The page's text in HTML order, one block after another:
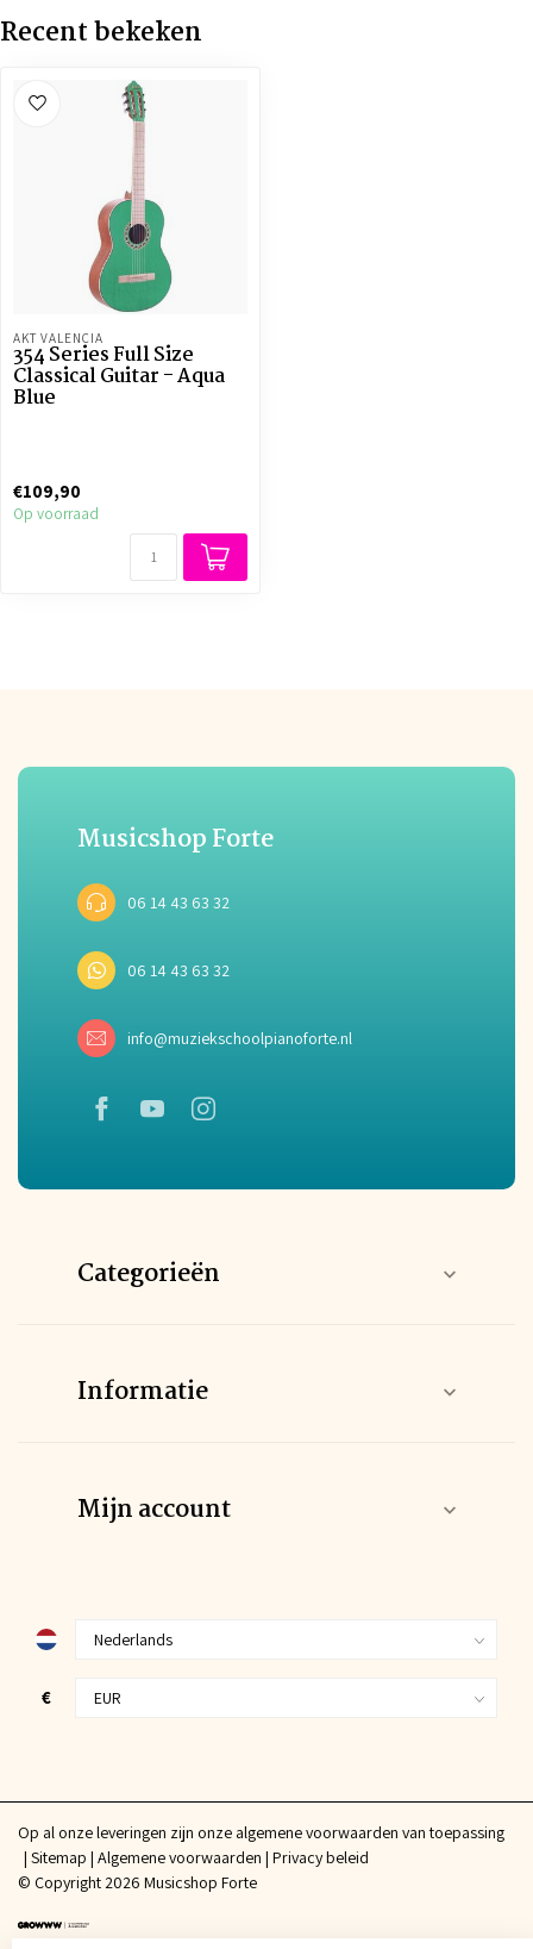
Recent bekeken
AKT VALENCIA
354 Series Full Size
Classical Guitar - Aqua
Blue
€109,90
Op voorraad
Musicshop Forte
06 14 43 63 32
06 14 43 63 32
info@muziekschoolpianoforte.nl
Categorieën
Informatie
Mijn account
€
Op al onze leveringen zijn onze algemene voorwaarden van toepassing
Sitemap Algemene voorwaarden Privacy beleid
© Copyright 2026 Musicshop Forte